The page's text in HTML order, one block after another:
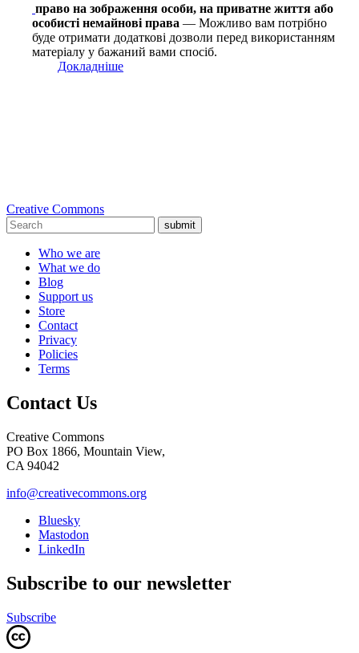
право на зображення особи, на приватне життя або
особисті немайнові права — Можливо вам потрібно
буде отримати додаткові дозволи перед використанням
матеріалу у бажаний вами спосіб.
Докладніше
Creative Commons
submit
Who we are
What we do
Blog
Support us
Store
Contact
Privacy
Policies
Terms
Contact Us
Creative Commons
PO Box 1866, Mountain View,
CA 94042
info@creativecommons.org
Bluesky
Mastodon
LinkedIn
Subscribe to our newsletter
Subscribe